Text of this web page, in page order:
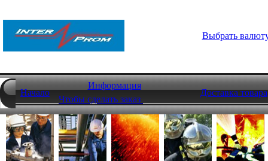
Выбрать
Начало
Информация
Чтобы сделать заказ
Доставка товара